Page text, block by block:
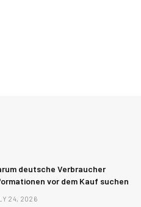
deutsche Verbraucher
vor dem Kauf suchen
24, 2026